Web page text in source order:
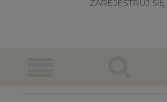
ZAREJESTRUJ SIĘ